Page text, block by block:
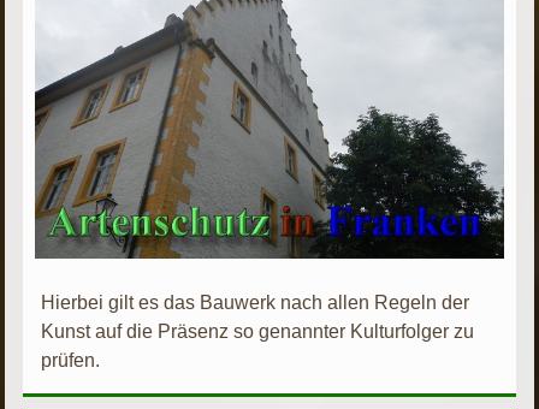
Hierbei gilt es das Bauwerk nach allen Regeln der
Kunst auf die Präsenz so genannter Kulturfolger zu
prüfen.